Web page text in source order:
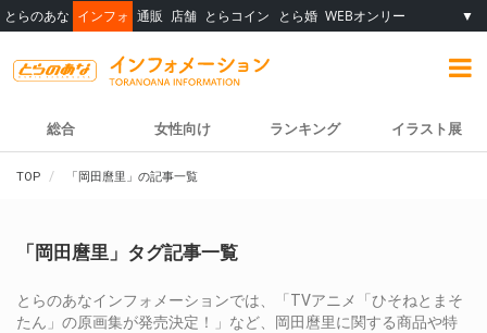
とらのあな インフォ 通販 店舗 とらコイン とら婚 WEBオンリー ▼
総合 女性向け ランキング イラスト展
TOP 「岡田麿里」の記事一覧
「岡田麿里」タグ記事一覧
とらのあなインフォメーションでは、「TVアニメ「ひそねとまそ
たん」の原画集が発売決定！」など、岡田麿里に関する商品や特